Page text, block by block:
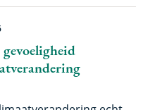
minder vaak
de Jong van het
(NIOO-KNAW)
juni in Wageningen
kleuren